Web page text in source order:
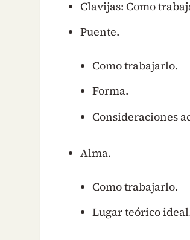
Clavijas: Como
Puente.
Como trabajarlo.
Forma.
Consideraciones
Alma.
Como trabajarlo.
Lugar teórico